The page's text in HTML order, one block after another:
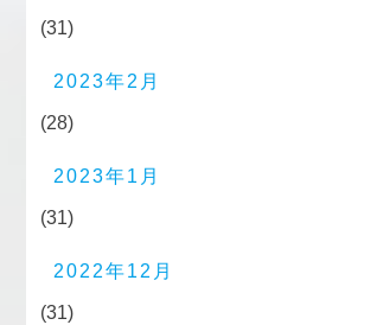
(31)
2023年2月
(28)
2023年1月
(31)
2022年12月
(31)